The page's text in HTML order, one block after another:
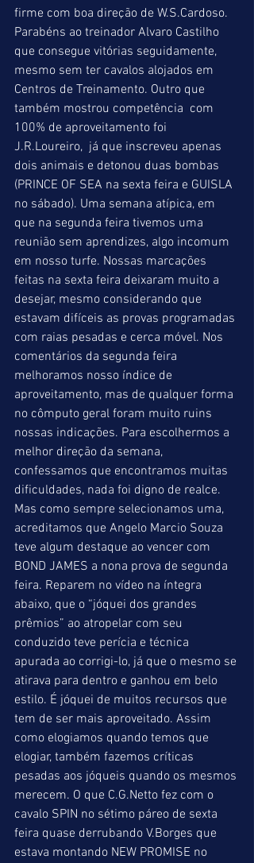
firme com boa direção de W.S.Cardoso.
Parabéns ao treinador Alvaro Castilho
que consegue vitórias seguidamente,
mesmo sem ter cavalos alojados em
Centros de Treinamento. Outro que
também mostrou competência  com
100% de aproveitamento foi
J.R.Loureiro,  já que inscreveu apenas
dois animais e detonou duas bombas
(PRINCE OF SEA na sexta feira e GUISLA
no sábado). Uma semana atípica, em
que na segunda feira tivemos uma
reunião sem aprendizes, algo incomum
em nosso turfe. Nossas marcações
feitas na sexta feira deixaram muito a
desejar, mesmo considerando que
estavam difíceis as provas programadas
com raias pesadas e cerca móvel. Nos
comentários da segunda feira
melhoramos nosso índice de
aproveitamento, mas de qualquer forma
no cômputo geral foram muito ruins
nossas indicações. Para escolhermos a
melhor direção da semana,
confessamos que encontramos muitas
dificuldades, nada foi digno de realce.
Mas como sempre selecionamos uma,
acreditamos que Angelo Marcio Souza
teve algum destaque ao vencer com
BOND JAMES a nona prova de segunda
feira. Reparem no vídeo na íntegra
abaixo, que o “jóquei dos grandes
prêmios” ao atropelar com seu
conduzido teve perícia e técnica
apurada ao corrigi-lo, já que o mesmo se
atirava para dentro e ganhou em belo
estilo. É jóquei de muitos recursos que
tem de ser mais aproveitado. Assim
como elogiamos quando temos que
elogiar, também fazemos críticas
pesadas aos jóqueis quando os mesmos
merecem. O que C.G.Netto fez com o
cavalo SPIN no sétimo páreo de sexta
feira quase derrubando V.Borges que
estava montando NEW PROMISE no